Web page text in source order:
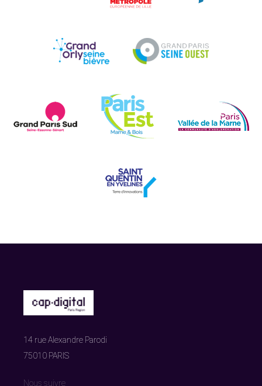
14 rue Alexandre Parodi
75010 PARIS
Nous suivre